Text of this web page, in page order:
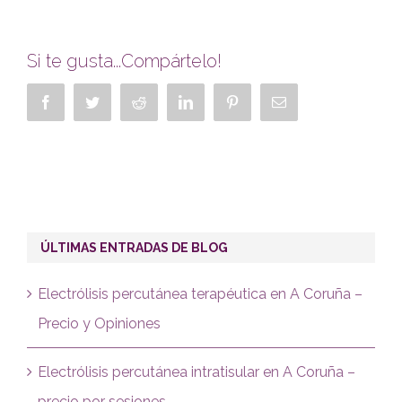
Si te gusta...Compártelo!
Facebook Twitter Reddit LinkedIn PinterestCorreo
ÚLTIMAS ENTRADAS DE BLOG
Electrólisis percutánea terapéutica en A Coruña –
Precio y Opiniones
Electrólisis percutánea intratisular en A Coruña –